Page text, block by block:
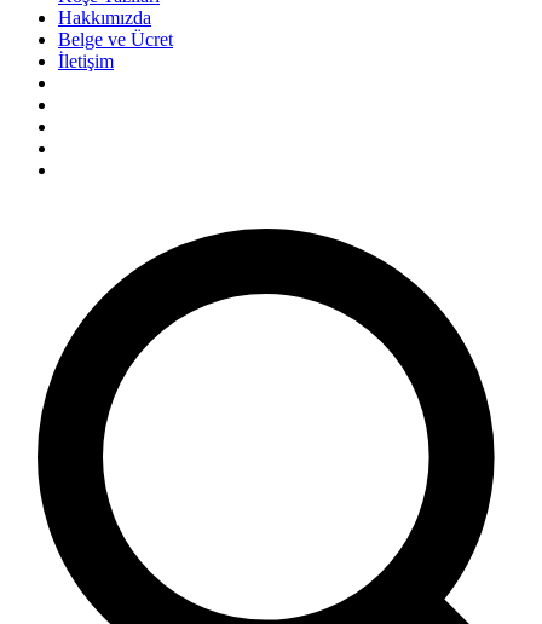
Hakkımızda
Belge ve Ücret
İletişim